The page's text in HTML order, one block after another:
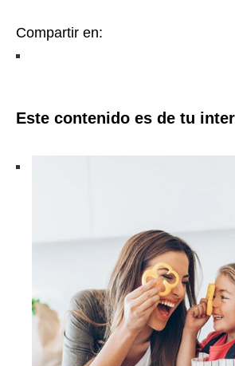
Compartir en:
Este contenido es de tu